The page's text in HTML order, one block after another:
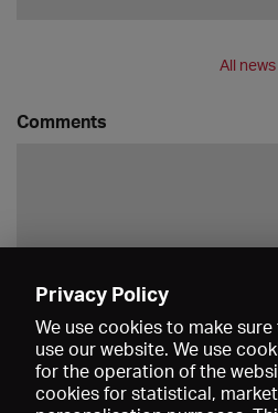
All news
Comments
Privacy Policy
We use cookies to make
use our website. We use
for the operation of the
cookies for statistical,